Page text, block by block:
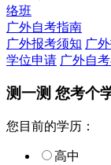
络班
广外自考指南
广外报考须知 广
学位申请 广外自
测一测 您考个
您目前的学历：
高中